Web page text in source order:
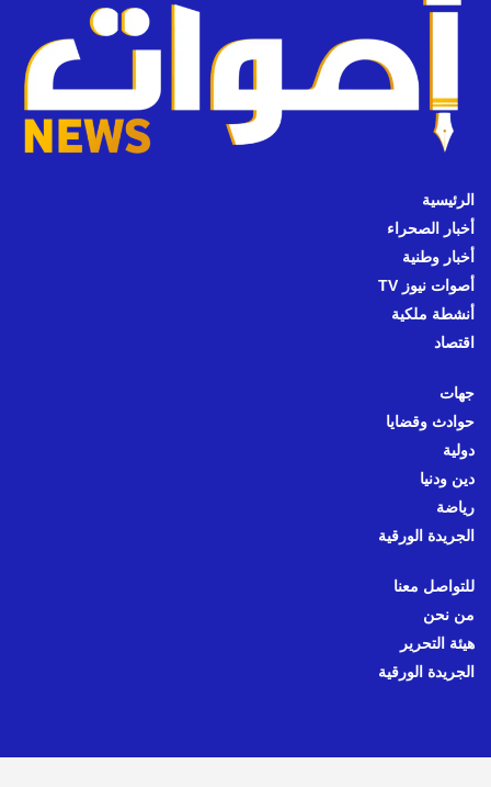
الرئيسية
أخبار الصحراء
أخبار وطنية
أصوات نيوز TV
أنشطة ملكية
اقتصاد
جهات
حوادث وقضايا
دولية
دين ودنيا
رياضة
الجريدة الورقية
للتواصل معنا
من نحن
هيئة التحرير
الجريدة الورقية